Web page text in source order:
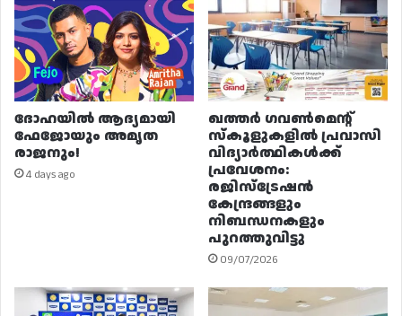
ദോഹയിൽ ആദ്യമായി
ഫേജോയും അമൃത
രാജനും!
4 days ago
ഖത്തർ ഗവൺമെന്റ്
സ്കൂളുകളിൽ പ്രവാസി
വിദ്യാർത്ഥികൾക്ക്
പ്രവേശനം:
രജിസ്ട്രേഷൻ
കേന്ദ്രങ്ങളും
നിബന്ധനകളും
പുറത്തുവിട്ടു
09/07/2026